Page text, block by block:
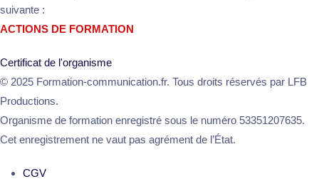
suivante :
ACTIONS DE FORMATION
Certificat de l'organisme
© 2025 Formation-communication.fr. Tous droits réservés par LFB
Productions.
Organisme de formation enregistré sous le numéro 53351207635.
Cet enregistrement ne vaut pas agrément de l’État.
CGV